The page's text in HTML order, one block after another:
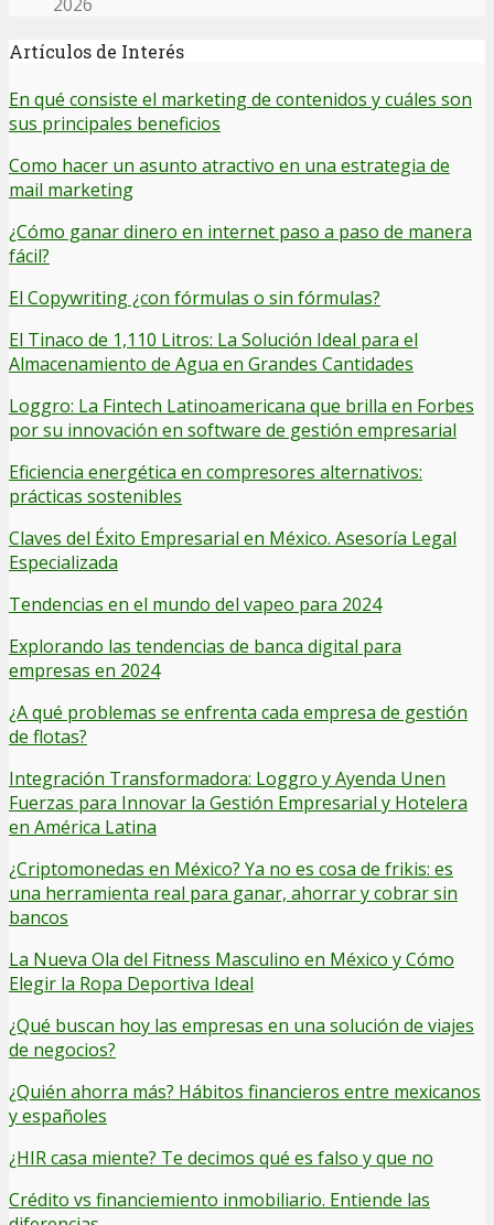
Artículos de Interés
En qué consiste el marketing de contenidos y cuáles son
sus principales beneficios
Como hacer un asunto atractivo en una estrategia de
mail marketing
¿Cómo ganar dinero en internet paso a paso de manera
fácil?
El Copywriting ¿con fórmulas o sin fórmulas?
El Tinaco de 1,110 Litros: La Solución Ideal para el
Almacenamiento de Agua en Grandes Cantidades
Loggro: La Fintech Latinoamericana que brilla en Forbes
por su innovación en software de gestión empresarial
Eficiencia energética en compresores alternativos:
prácticas sostenibles
Claves del Éxito Empresarial en México. Asesoría Legal
Especializada
Tendencias en el mundo del vapeo para 2024
Explorando las tendencias de banca digital para
empresas en 2024
¿A qué problemas se enfrenta cada empresa de gestión
de flotas?
Integración Transformadora: Loggro y Ayenda Unen
Fuerzas para Innovar la Gestión Empresarial y Hotelera
en América Latina
¿Criptomonedas en México? Ya no es cosa de frikis: es
una herramienta real para ganar, ahorrar y cobrar sin
bancos
La Nueva Ola del Fitness Masculino en México y Cómo
Elegir la Ropa Deportiva Ideal
¿Qué buscan hoy las empresas en una solución de viajes
de negocios?
¿Quién ahorra más? Hábitos financieros entre mexicanos
y españoles
¿HIR casa miente? Te decimos qué es falso y que no
Crédito vs financiemiento inmobiliario. Entiende las